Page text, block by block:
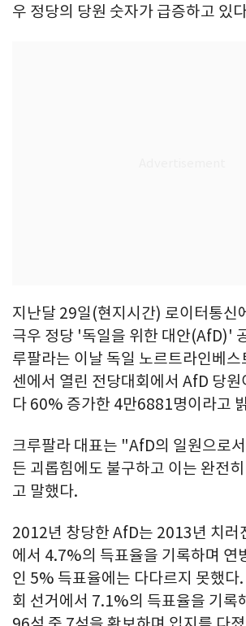
우 정당의 당원 숫자가 급증하고 있
지난달 29일(현지시간) 로이터통신
극우 정당 '독일을 위한 대안(AfD)'
루팔라는 이날 독일 노르트라인베스
센에서 열린 전당대회에서 AfD 당
다 60% 증가한 4만6881명이라고
크루팔라 대표는 "AfD의 일원으로
든 괴롭힘에도 불구하고 이는 완전
고 말했다.
2012년 창당한 AfD는 2013년 치러
에서 4.7%의 득표율을 기록하며 연
인 5% 득표율에는 다다르지 못했다
회 선거에서 7.1%의 득표율을 기록